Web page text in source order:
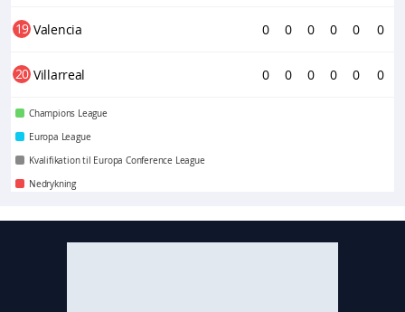
19 Valencia 0 0 0 0 0 0
20 Villarreal 0 0 0 0 0 0
Champions League
Europa League
Kvalifikation til Europa Conference League
Nedrykning